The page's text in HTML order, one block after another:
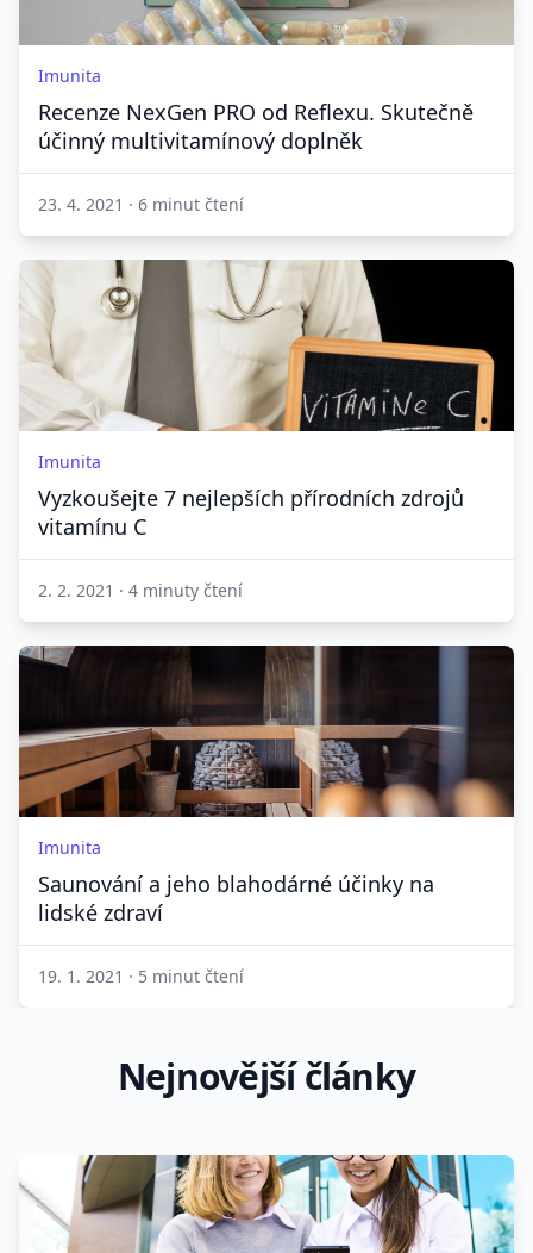
Imunita
Recenze NexGen PRO od Reflexu. Skutečně
účinný multivitamínový doplněk
23. 4. 2021 · 6 minut čtení
Imunita
Vyzkoušejte 7 nejlepších přírodních zdrojů
vitamínu C
2. 2. 2021 · 4 minuty čtení
Imunita
Saunování a jeho blahodárné účinky na
lidské zdraví
19. 1. 2021 · 5 minut čtení
Nejnovější články